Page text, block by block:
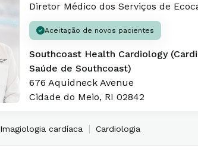
Diretor Médico dos Serviços de
Aceitação de novos pacientes
Southcoast Health Cardiology
Saúde de Southcoast)
676 Aquidneck Avenue
Cidade do Meio, RI 02842
Imagiologia cardíaca | Cardiologia